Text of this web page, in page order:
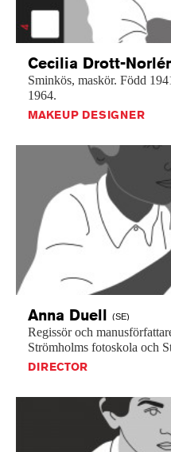
Cecilia Drott-
Sminkös, maskör. Född
1964.
MAKEUP DESIGNER
Anna Duell (SE)
Regissör och
Strömholms fotoskola och
DIRECTOR